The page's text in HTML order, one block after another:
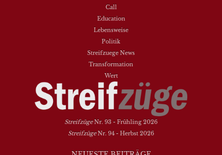
Call
Education
Lebensweise
Politik
Streifzuege News
Transformation
Wert
StreifzügeNr. 93 - Frühling 2026
StreifzügeNr. 94 - Herbst 2026